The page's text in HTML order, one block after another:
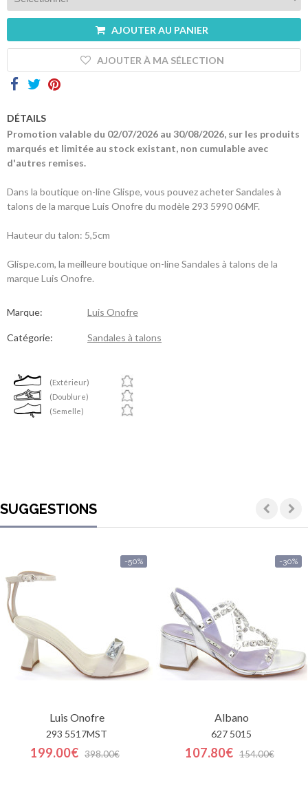
AJOUTER AU PANIER
AJOUTER À MA SÉLECTION
DÉTAILS
Promotion valable du 02/07/2026 au 30/08/2026, sur les produits
marqués et limitée au stock existant, non cumulable avec
d'autres remises.
Dans la boutique on-line Glispe, vous pouvez acheter Sandales à
talons de la marque Luis Onofre du modèle 293 5990 06MF.
Hauteur du talon: 5,5cm
Glispe.com, la meilleure boutique on-line Sandales à talons de la
marque Luis Onofre.
Marque: Luis Onofre
Catégorie: Sandales à talons
(Extérieur)
(Doublure)
(Semelle)
SUGGESTIONS
-50%
Luis Onofre
293 5517MST
199.00€ 398.00€
-30%
Albano
627 5015
107.80€ 154.00€